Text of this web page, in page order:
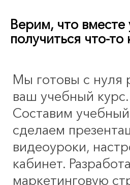
Верим, что
получиться что-то
Мы готовы с нуля
ваш учебный курс.
Составим
сделаем
видеоуроки,
кабинет.
маркетинговую